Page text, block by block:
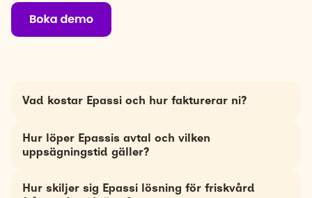
Vad kostar Epassi och hur fakturerar ni?
integrationer. Kontakta oss för en kostnadsfri demo där
vi går igenom era behov och därefter kan vi ge er en
Hur löper Epassis avtal och vilken
uppsägningstid gäller?
Avtalet löper per kalenderår (1 jan- 31 dec) och förnyas
Hur skiljer sig Epassi lösning för friskvård